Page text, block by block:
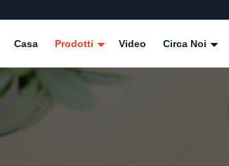
Casa Prodotti Video Circa Noi